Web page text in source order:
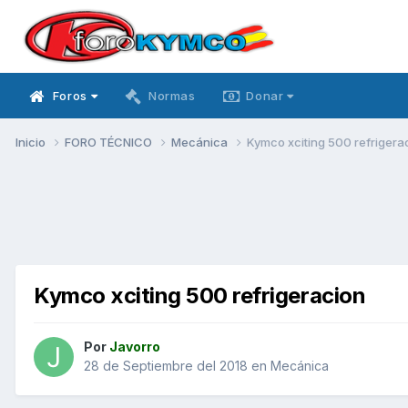
Foros Normas Donar
Inicio FORO TÉCNICO Mecánica Kymco xciting 500
Kymco xciting 500 refrigeracion
Por Javorro
28 de Septiembre del 2018 en Mecánica